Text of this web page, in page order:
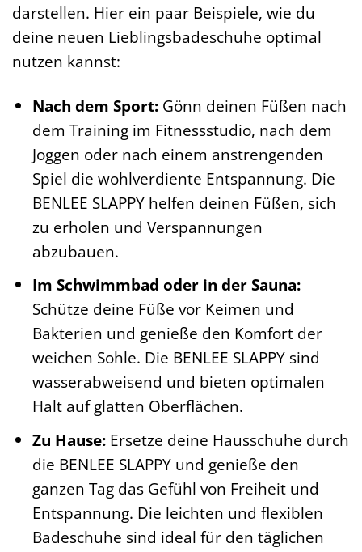
darstellen. Hier ein paar Beispiele, wie du
deine neuen Lieblingsbadeschuhe optimal
nutzen kannst:
Nach dem Sport:Gönn deinen Füßen nach
dem Training im Fitnessstudio, nach dem
Joggen oder nach einem anstrengenden
Spiel die wohlverdiente Entspannung. Die
BENLEE SLAPPY helfen deinen Füßen, sich
zu erholen und Verspannungen
abzubauen.
Im Schwimmbad oder in der Sauna:
Schütze deine Füße vor Keimen und
Bakterien und genieße den Komfort der
weichen Sohle. Die BENLEE SLAPPY sind
wasserabweisend und bieten optimalen
Halt auf glatten Oberflächen.
Zu Hause:Ersetze deine Hausschuhe durch
die BENLEE SLAPPY und genieße den
ganzen Tag das Gefühl von Freiheit und
Entspannung. Die leichten und flexiblen
Badeschuhe sind ideal für den täglichen